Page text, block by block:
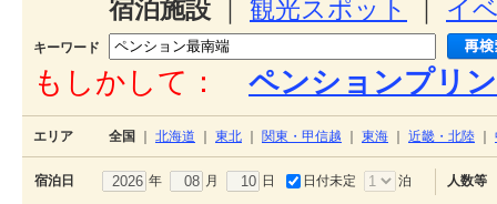
宿泊施設 観光スポット イ
キーワード
もしかして： ペンションプリ
エリア 全国 北海道 東北 関東・甲信越 東海 近畿・北陸
宿泊日 年 月 日 日付未定 泊 人数等